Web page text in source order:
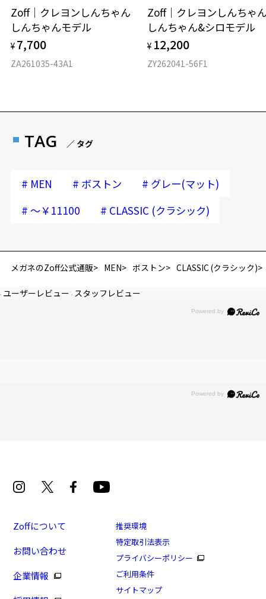
Zoff｜クレヨンしんちゃん
しんちゃんモデル
¥ 7,700
ZA261035-43A1
Zoff｜クレヨンしんち
しんちゃん&シロモデル
¥ 12,200
ZY262041-56F1
TAG ／ タグ
# MEN # ボストン # グレー(マット)
# ～￥11100 # CLASSIC (クラシック)
メガネのZoff公式通販 MEN ボストン CLASSIC (クラシック)
ユーザーレビュー スタッフレビュー
Zoffについて
お問い合わせ
企業情報
推奨環境
特定取引法表示
プライバシーポリシー
ご利用条件
サイトマップ